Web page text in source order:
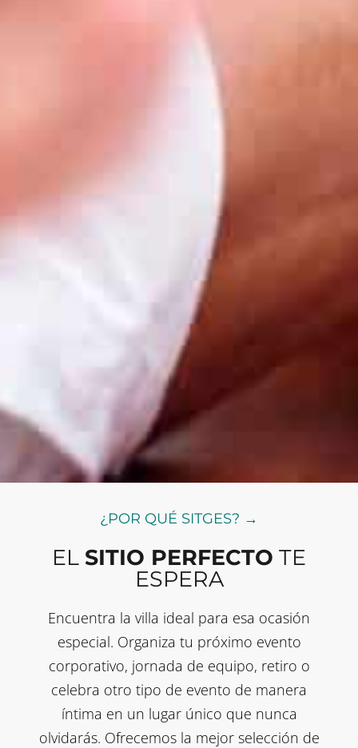
¿POR QUÉ SITGES? →
EL SITIO PERFECTO TE
ESPERA
Encuentra la villa ideal para esa ocasión
especial. Organiza tu próximo evento
corporativo, jornada de equipo, retiro o
celebra otro tipo de evento de manera
íntima en un lugar único que nunca
olvidarás. Ofrecemos la mejor selección de